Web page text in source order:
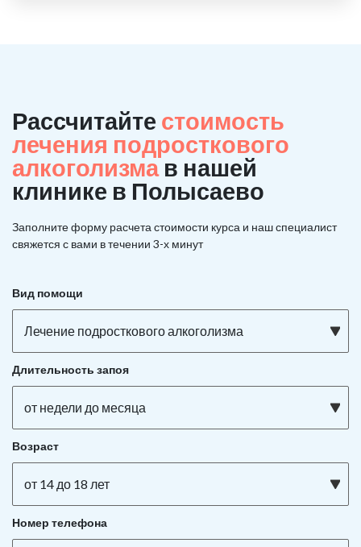
Рассчитайте стоимость
лечения подросткового
алкоголизмав нашей
клинике в Полысаево
Заполните форму расчета стоимости курса и наш специалист
свяжется с вами в течении 3-х минут
Вид помощи
Лечение подросткового алкоголизма
Длительность запоя
от недели до месяца
Возраст
от 14 до 18 лет
Номер телефона